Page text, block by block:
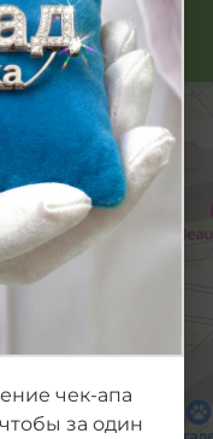
чек-апа
за один